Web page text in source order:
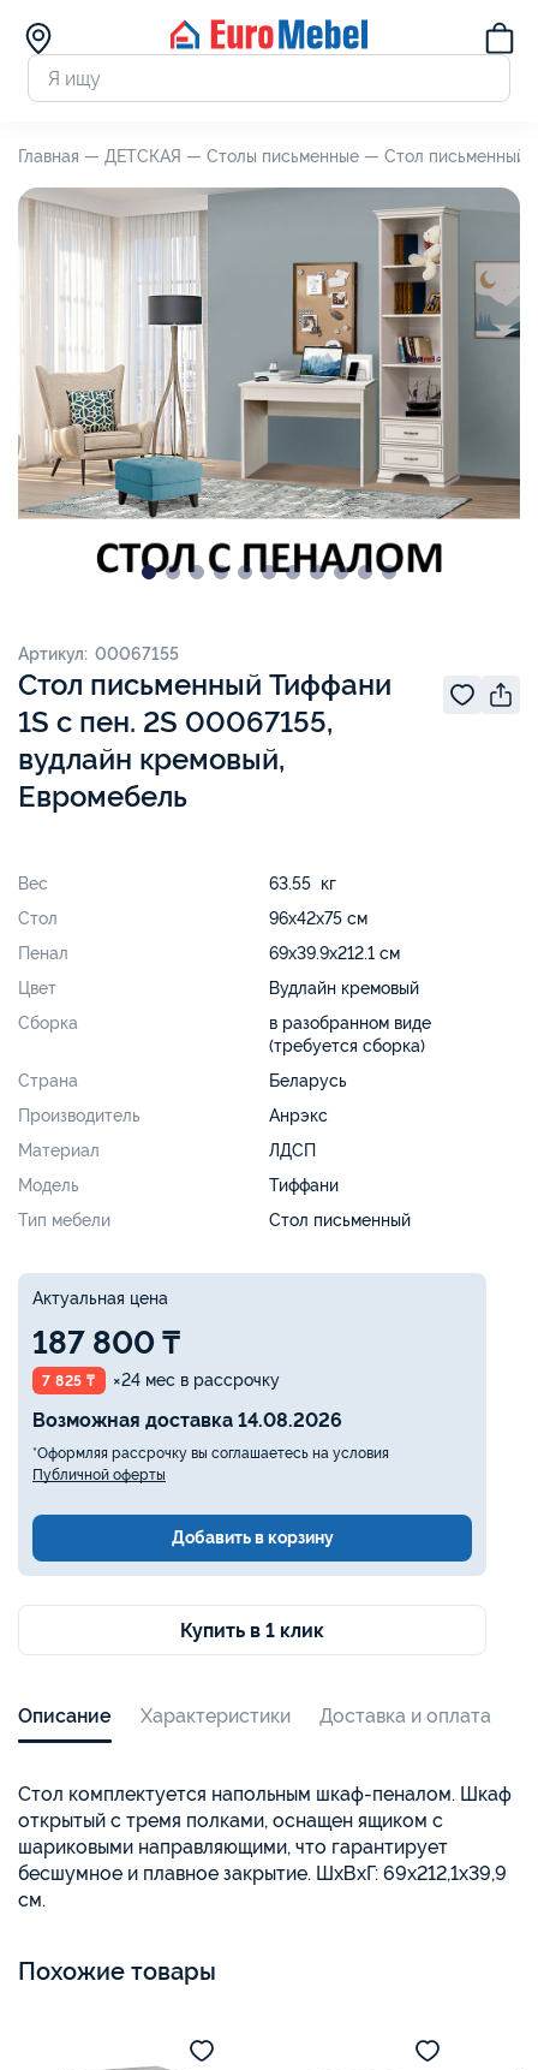
Главная — ДЕТСКАЯ — Столы письменные — Стол письменный
Стол письменный Тиффани
1S с пен. 2S 00067155,
вудлайн кремовый,
Евромебель
Артикул: 00067155
Вес
63.55 кг
Стол
96х42х75 см
Пенал
69х39.9х212.1 см
Цвет
Вудлайн кремовый
Сборка
в разобранном виде
(требуется сборка)
Страна
Беларусь
Производитель
Анрэкс
Материал
ЛДСП
Модель
Тиффани
Тип мебели
Стол письменный
Актуальная цена
187 800 ₸
7 825 ₸ ×24 мес в рассрочку
Возможная доставка 14.08.2026
*Оформляя рассрочку вы соглашаетесь на условия
Публичной оферты
Добавить в корзину
Купить в 1 клик
Описание Характеристики Доставка и оплата
Стол комплектуется напольным шкаф-пеналом. Шкаф
открытый с тремя полками, оснащен ящиком с
шариковыми направляющими, что гарантирует
бесшумное и плавное закрытие. ШхВхГ: 69х212,1х39,9
см.
Похожие товары